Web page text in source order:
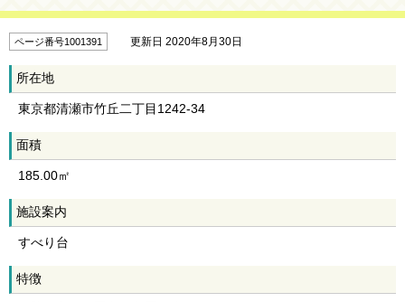
ページ番号1001391 更新日 2020年8月30日
所在地
東京都清瀬市竹丘二丁目1242-34
面積
185.00㎡
施設案内
すべり台
特徴